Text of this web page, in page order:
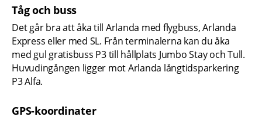
Tåg och buss
Det går bra att åka till Arlanda med flygbuss, Arlanda
Express eller med SL. Från terminalerna kan du åka
med gul gratisbuss P3 till hållplats Jumbo Stay och Tull.
Huvudingången ligger mot Arlanda långtidsparkering
P3 Alfa.
GPS-koordinater